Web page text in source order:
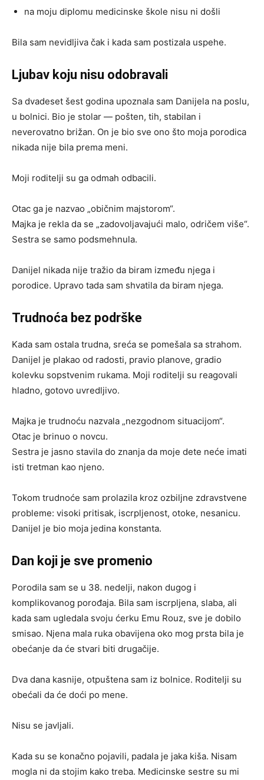
na moju diplomu medicinske škole nisu ni došli
Bila sam nevidljiva čak i kada sam postizala uspehe.
Ljubav koju nisu odobravali
Sa dvadeset šest godina upoznala sam Danijela na poslu,
u bolnici. Bio je stolar — pošten, tih, stabilan i
neverovatno brižan. On je bio sve ono što moja porodica
nikada nije bila prema meni.
Moji roditelji su ga odmah odbacili.
Otac ga je nazvao „običnim majstorom“.
Majka je rekla da se „zadovoljavajući malo, odričem više“.
Sestra se samo podsmehnula.
Danijel nikada nije tražio da biram između njega i
porodice. Upravo tada sam shvatila da biram njega.
Trudnoća bez podrške
Kada sam ostala trudna, sreća se pomešala sa strahom.
Danijel je plakao od radosti, pravio planove, gradio
kolevku sopstvenim rukama. Moji roditelji su reagovali
hladno, gotovo uvredljivo.
Majka je trudnoću nazvala „nezgodnom situacijom“.
Otac je brinuo o novcu.
Sestra je jasno stavila do znanja da moje dete neće imati
isti tretman kao njeno.
Tokom trudnoće sam prolazila kroz ozbiljne zdravstvene
probleme: visoki pritisak, iscrpljenost, otoke, nesanicu.
Danijel je bio moja jedina konstanta.
Dan koji je sve promenio
Porodila sam se u 38. nedelji, nakon dugog i
komplikovanog porođaja. Bila sam iscrpljena, slaba, ali
kada sam ugledala svoju ćerku Emu Rouz, sve je dobilo
smisao. Njena mala ruka obavijena oko mog prsta bila je
obećanje da će stvari biti drugačije.
Dva dana kasnije, otpuštena sam iz bolnice. Roditelji su
obećali da će doći po mene.
Nisu se javljali.
Kada su se konačno pojavili, padala je jaka kiša. Nisam
mogla ni da stojim kako treba. Medicinske sestre su mi